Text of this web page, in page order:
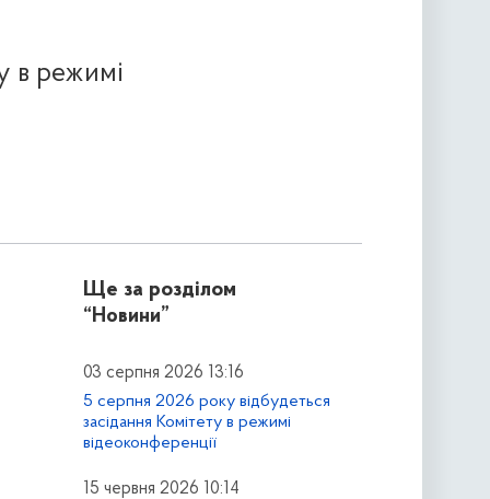
в режимі
Ще за розділом
“Новини”
03 серпня 2026 13:16
5 серпня 2026 року відбудеться
засідання Комітету в режимі
відеоконференції
15 червня 2026 10:14